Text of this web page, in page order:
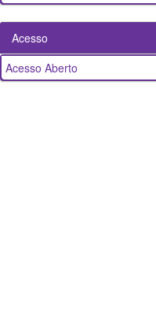
Acesso
Acesso Aberto